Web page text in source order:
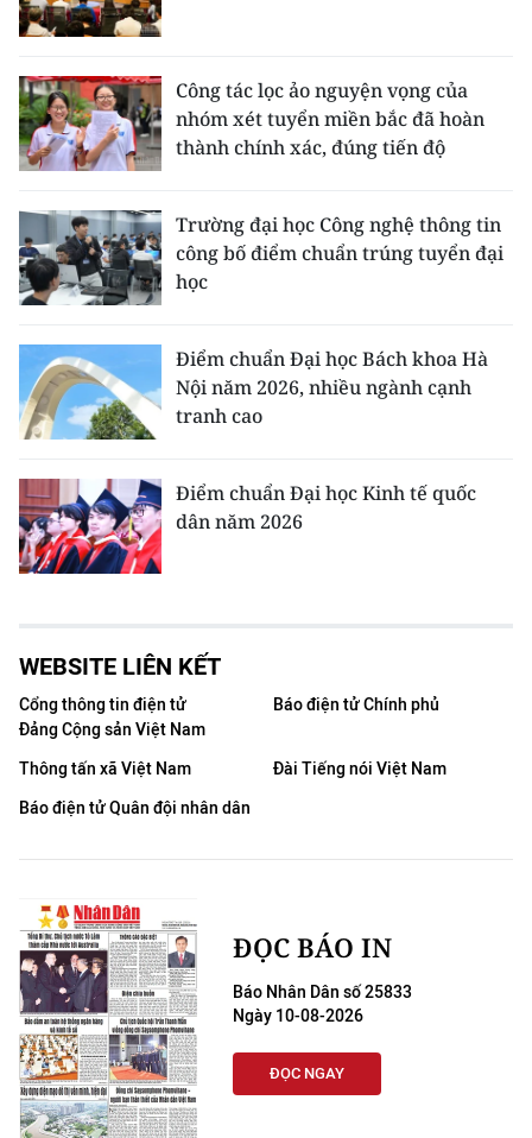
Công tác lọc ảo nguyện vọng của
nhóm xét tuyển miền bắc đã hoàn
thành chính xác, đúng tiến độ
Trường đại học Công nghệ thông tin
công bố điểm chuẩn trúng tuyển đại
học
Điểm chuẩn Đại học Bách khoa Hà
Nội năm 2026, nhiều ngành cạnh
tranh cao
Điểm chuẩn Đại học Kinh tế quốc
dân năm 2026
WEBSITE LIÊN KẾT
Cổng thông tin điện tử
Đảng Cộng sản Việt Nam
Báo điện tử Chính phủ
Thông tấn xã Việt Nam
Đài Tiếng nói Việt Nam
Báo điện tử Quân đội nhân dân
ĐỌC BÁO IN
Báo Nhân Dân số 25833
Ngày 10-08-2026
ĐỌC NGAY